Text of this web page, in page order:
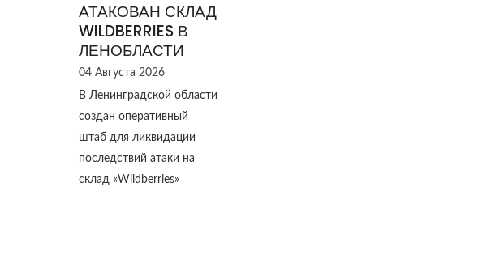
АТАКОВАН СКЛАД
WILDBERRIES В
ЛЕНОБЛАСТИ
04 Августа 2026
В Ленинградской области
создан оперативный
штаб для ликвидации
последствий атаки на
склад «Wildberries»